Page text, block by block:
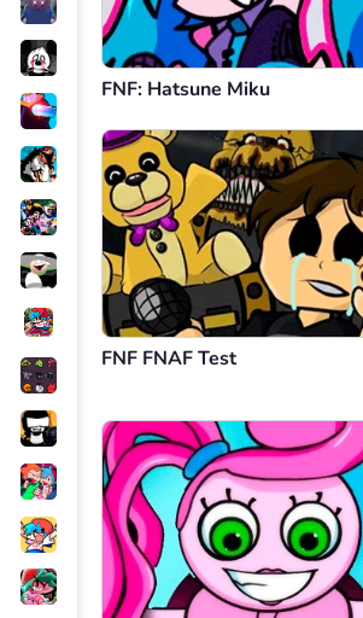
FNF: Hatsune Miku
FNF FNAF Test